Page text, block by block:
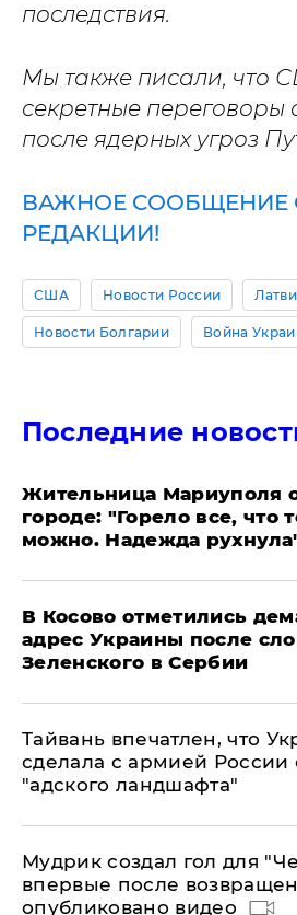
последствия.
Мы также писали, что
секретные переговоры
после ядерных угроз
ВАЖНОЕ СООБЩЕНИЕ
РЕДАКЦИИ!
США Новости России
Новости Болгарии Война
Последние
Жительница Мариуполя
городе: "Горело все, что
можно. Надежда
В Косово отметились
адрес Украины после
Зеленского в Сербии
Тайвань впечатлен, что
сделала с армией России
"адского ландшафта"
Мудрик создал гол для
впервые после
опубликовано видео